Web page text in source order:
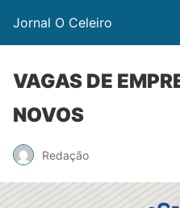
Jornal O Celeiro
VAGAS DE
NOVOS
Redação